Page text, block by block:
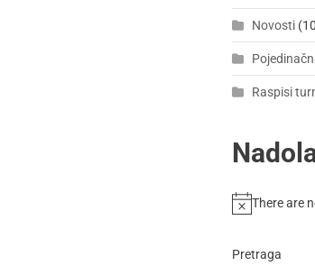
Novosti
Raspisi
There are
Pretraga